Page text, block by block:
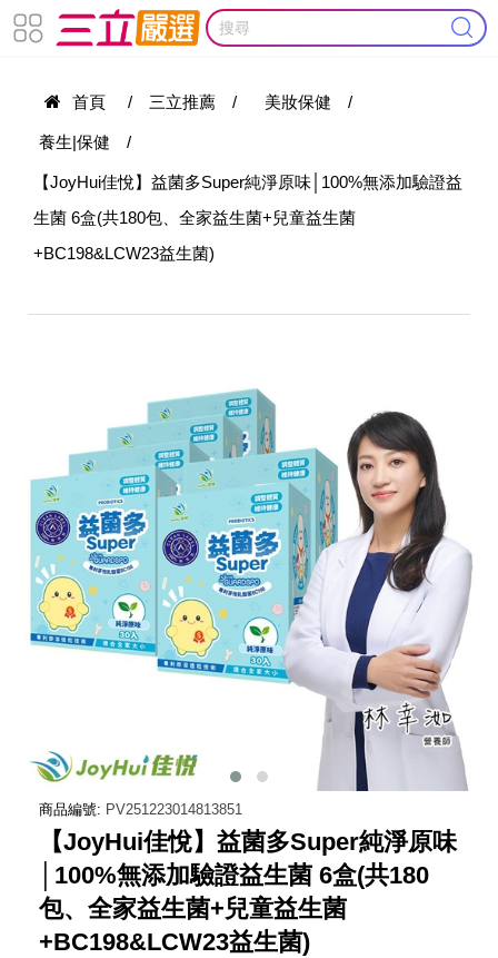
首頁 / 三立推薦 / 美妝保健 /
養生|保健 /
【JoyHui佳悅】益菌多Super純淨原味│100%無添加驗證益
生菌 6盒(共180包、全家益生菌+兒童益生菌
+BC198&LCW23益生菌)
商品編號: PV251223014813851
【JoyHui佳悅】益菌多Super純淨原味
│100%無添加驗證益生菌 6盒(共180
包、全家益生菌+兒童益生菌
+BC198&LCW23益生菌)